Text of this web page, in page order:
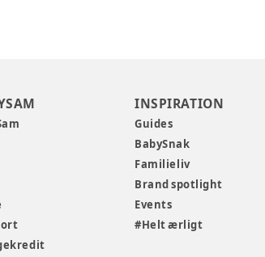
INSPIRATION
Guides
BabySnak
Familieliv
Brand spotlight
Events
#Helt ærligt